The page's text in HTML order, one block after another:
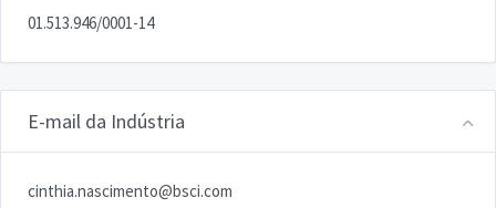
01.513.946/0001-14
E-mail da Indústria
cinthia.nascimento@bsci.com